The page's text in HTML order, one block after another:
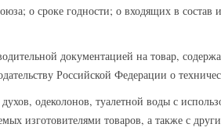
о сроке годности; о входящих в состав
документацией на товар,
Российской Федерации о
одеколонов, туалетной воды с
изготовителями товаров, а также с